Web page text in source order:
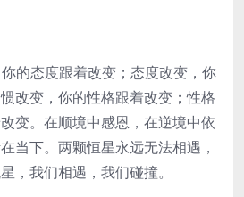
态度跟着改变；态度改变，你
改变，你的性格跟着改变；性格
变。在顺境中感恩，在逆境中依
当下。两颗恒星永远无法相遇，
，我们相遇，我们碰撞。